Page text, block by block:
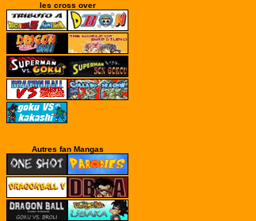
les cross over
Autres fan Mangas